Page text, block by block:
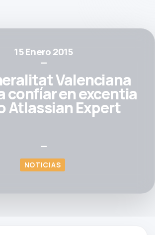
15 Enero 2015
—
Valenciana
confíar en excentia
Atlassian Expert
—
NOTICIAS